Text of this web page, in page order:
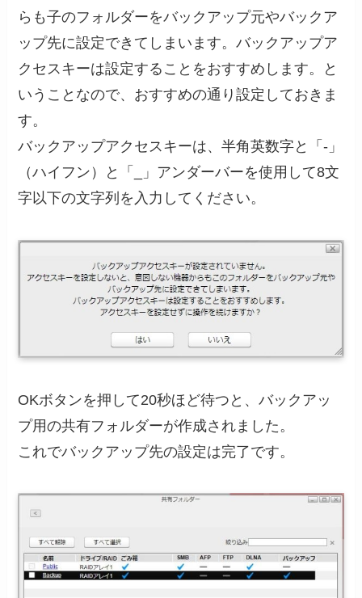
らも子のフォルダーをバックアップ元やバックア
ップ先に設定できてしまいます。バックアップア
クセスキーは設定することをおすすめします。と
いうことなので、おすすめの通り設定しておきま
す。
バックアップアクセスキーは、半角英数字と「-」
（ハイフン）と「_」アンダーバーを使用して8文
字以下の文字列を入力してください。
OKボタンを押して20秒ほど待つと、バックアッ
プ用の共有フォルダーが作成されました。
これでバックアップ先の設定は完了です。